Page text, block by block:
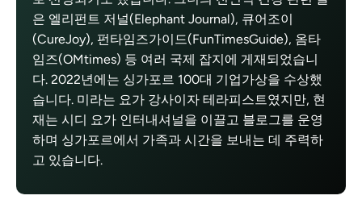
은 엘리펀트 저널(Elephant Journal), 큐어조이
(CureJoy), 펀타임즈가이드(FunTimesGuide), 옴타
임즈(OMtimes) 등 여러 국제 잡지에 게재되었습니
다. 2022년에는 싱가포르 100대 기업가상을 수상했
습니다. 미라는 요가 강사이자 테라피스트였지만, 현
재는 시디 요가 인터내셔널을 이끌고 블로그를 운영
하며 싱가포르에서 가족과 시간을 보내는 데 주력하
고 있습니다.